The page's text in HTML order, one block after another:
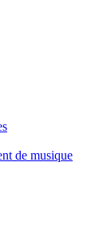
de musique